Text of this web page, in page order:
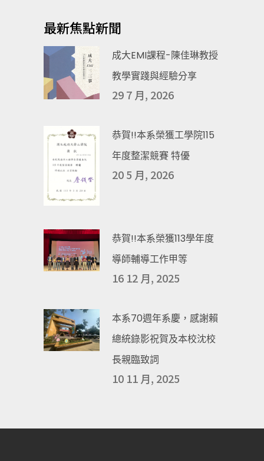
最新焦點新聞
成大EMI課程-陳佳琳教授
教學實踐與經驗分享
29 7 月, 2026
恭賀!!本系榮獲工學院115
年度整潔競賽 特優
20 5 月, 2026
恭賀!!本系榮獲113學年度
導師輔導工作甲等
16 12 月, 2025
本系70週年系慶，感謝賴
總統錄影祝賀及本校沈校
長親臨致詞
10 11 月, 2025